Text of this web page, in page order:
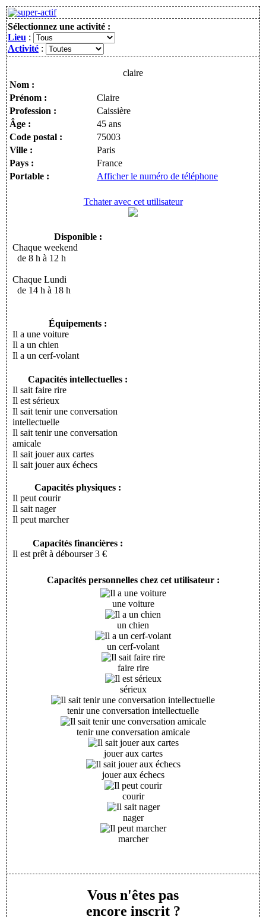
Sélectionnez une activité :
Lieu :
Activité :
claire
Nom :
Prénom :
Claire
Profession :
Caissière
Âge :
45 ans
Code postal :
75003
Ville :
Paris
Pays :
France
Portable :
Afficher le numéro de téléphone
Tchater avec cet utilisateur
Disponible :
Chaque weekend
de 8 h à 12 h
Chaque Lundi
de 14 h à 18 h
Équipements :
Il a une voiture
Il a un chien
Il a un cerf-volant
Capacités intellectuelles :
Il sait faire rire
Il est sérieux
Il sait tenir une conversation
intellectuelle
Il sait tenir une conversation
amicale
Il sait jouer aux cartes
Il sait jouer aux échecs
Capacités physiques :
Il peut courir
Il sait nager
Il peut marcher
Capacités financières :
Il est prêt à débourser 3 €
Capacités personnelles chez cet utilisateur :
une voiture
un chien
un cerf-volant
faire rire
sérieux
tenir une conversation intellectuelle
tenir une conversation amicale
jouer aux cartes
jouer aux échecs
courir
nager
marcher
Vous n'êtes pas
encore inscrit ?